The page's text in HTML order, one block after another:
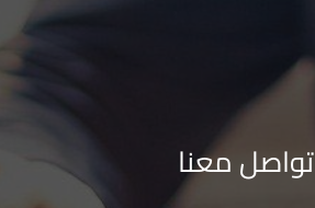
تواصل معنا